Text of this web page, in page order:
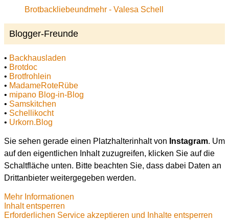
Brotbackliebeundmehr - Valesa Schell
Blogger-Freunde
• Backhausladen
• Brotdoc
• Brotfrohlein
• MadameRoteRübe
• mipano Blog-in-Blog
• Samskitchen
• Schellikocht
• Urkorn.Blog
Sie sehen gerade einen Platzhalterinhalt von Instagram. Um
auf den eigentlichen Inhalt zuzugreifen, klicken Sie auf die
Schaltfläche unten. Bitte beachten Sie, dass dabei Daten an
Drittanbieter weitergegeben werden.
Mehr Informationen
Inhalt entsperren
Erforderlichen Service akzeptieren und Inhalte entsperren